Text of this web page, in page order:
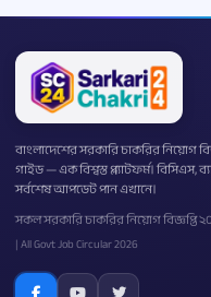
বাংলাদেশের সরকারি চাকরির নিয়োগ
গাইড — এক বিশ্বস্ত প্ল্যাটফর্ম। বিসিএস,
সর্বশেষ আপডেট পান এখানে।
সকল সরকারি চাকরির নিয়োগ বিজ্ঞপ্তি
| All Govt Job Circular 2026